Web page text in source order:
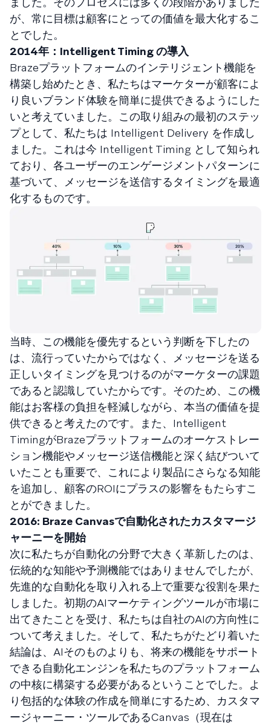
が、常に目標は顧客にとっての価値を最大化するこ
とでした。
2014年：Intelligent Timing の導入
Brazeプラットフォームのインテリジェント機能を
構築し始めたとき、私たちはマーケターが顧客によ
り良いブランド体験を簡単に提供できるようにした
いと考えていました。この取り組みの最初のステッ
プとして、私たちは Intelligent Delivery を作成し
ました。これは今 Intelligent Timing として知られ
ており、各ユーザーのエンゲージメントパターンに
基づいて、メッセージを送信するタイミングを最適
化するものです。
当時、この機能を優先するという判断を下したの
は、流行っていたからではなく、メッセージを送る
正しいタイミングを見つけるのがマーケターの課題
であると認識していたからです。そのため、この機
能はお客様の負担を軽減しながら、本当の価値を提
供できると考えたのです。また、Intelligent
TimingがBrazeプラットフォームのオーケストレー
ション機能やメッセージ送信機能と深く結びついて
いたことも重要で、これにより製品にさらなる知能
を追加し、顧客のROIにプラスの影響をもたらすこ
とができました。
2016: Braze Canvasで自動化されたカスタマージ
ャーニーを開始
次に私たちが自動化の分野で大きく革新したのは、
伝統的な知能や予測機能ではありませんでしたが、
先進的な自動化を取り入れる上で重要な役割を果た
しました。初期のAIマーケティングツールが市場に
出てきたことを受け、私たちは自社のAIの方向性に
ついて考えました。そして、私たちがたどり着いた
結論は、AIそのものよりも、将来の機能をサポート
できる自動化エンジンを私たちのプラットフォーム
の中核に構築する必要があるということでした。よ
り包括的な体験の作成を簡単にするため、カスタマ
ージャーニー・ツールであるCanvas（現在は